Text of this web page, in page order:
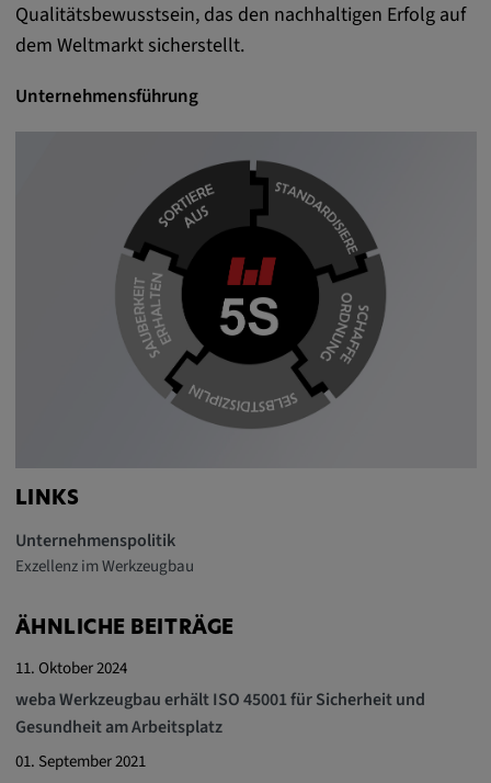
Qualitätsbewusstsein, das den nachhaltigen Erfolg auf
dem Weltmarkt sicherstellt.
Unternehmensführung
LINKS
Unternehmenspolitik
Exzellenz im Werkzeugbau
ÄHNLICHE BEITRÄGE
11. Oktober 2024
weba Werkzeugbau erhält ISO 45001 für Sicherheit und
Gesundheit am Arbeitsplatz
01. September 2021